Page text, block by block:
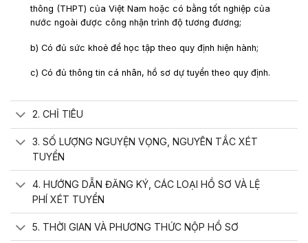
thông (THPT) của Việt Nam hoặc có bằng tốt nghiệp của
nước ngoài được công nhận trình độ tương đương;
b) Có đủ sức khoẻ để học tập theo quy định hiện hành;
c) Có đủ thông tin cá nhân, hồ sơ dự tuyển theo quy định.
2. CHỈ TIÊU
3. SỐ LƯỢNG NGUYỆN VỌNG, NGUYÊN TẮC XÉT
TUYỂN
4. HƯỚNG DẪN ĐĂNG KÝ, CÁC LOẠI HỒ SƠ VÀ LỆ
PHÍ XÉT TUYỂN
5. THỜI GIAN VÀ PHƯƠNG THỨC NỘP HỒ SƠ